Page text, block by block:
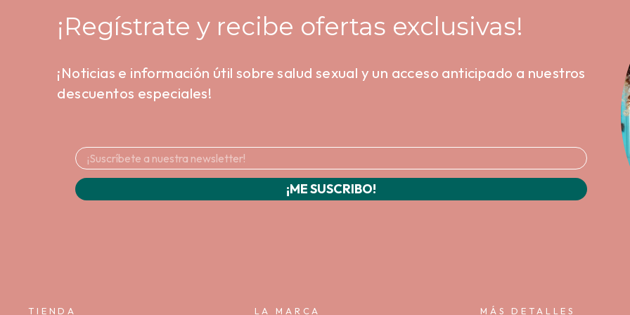
¡Regístrate y recibe ofertas exclusivas!
¡Noticias e información útil sobre salud sexual y un acceso anticipado a nuestros
descuentos especiales!
¡ME SUSCRIBO!
TIENDA LA MARCA MÁS DETALLES